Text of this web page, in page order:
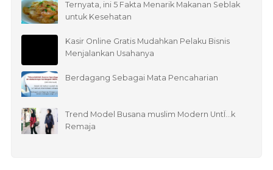
Ternyata, ini 5 Fakta Menarik Makanan Seblak
untuk Kesehatan
Kasir Online Gratis Mudahkan Pelaku Bisnis
Menjalankan Usahanya
Berdagang Sebagai Mata Pencaharian
Trend Model Busana muslim Modern UntÏ…k
Remaja